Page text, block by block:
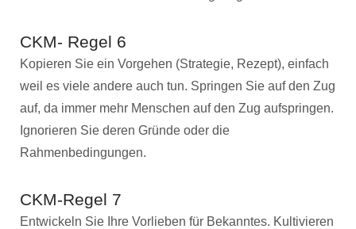
CKM- Regel 6
Kopieren Sie ein Vorgehen (Strategie, Rezept), einfach
weil es viele andere auch tun. Springen Sie auf den Zug
auf, da immer mehr Menschen auf den Zug aufspringen.
Ignorieren Sie deren Gründe oder die
Rahmenbedingungen.
CKM-Regel 7
Entwickeln Sie Ihre Vorlieben für Bekanntes. Kultivieren